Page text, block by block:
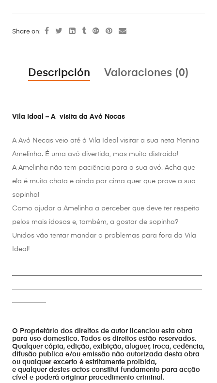
Share on:
Descripción Valoraciones (0)
Vila Ideal – A visita da Avó Necas
A Avó Necas veio até à Vila Ideal visitar a sua neta Menina
Amelinha. É uma avó divertida, mas muito distraída!
A Amelinha não tem paciência para a sua avó. Acha que
ela é muito chata e ainda por cima quer que prove a sua
sopinha!
Como ajudar a Amelinha a perceber que deve ter respeito
pelos mais idosos e, também, a gostar de sopinha?
Unidos vão tentar mandar o problemas para fora da Vila
Ideal!
O Proprietário dos direitos de autor licenciou esta obra
para uso domestico. Todos os direitos estão reservados.
Qualquer cópia, edição, exibição, aluguer, troca, cedência,
difusão publica e/ou emissão não autorizada desta obra
ou qualquer excerto é estritamente proibida,
e qualquer destes actos constitui fundamento para acção
cível e poderá originar procedimento criminal.